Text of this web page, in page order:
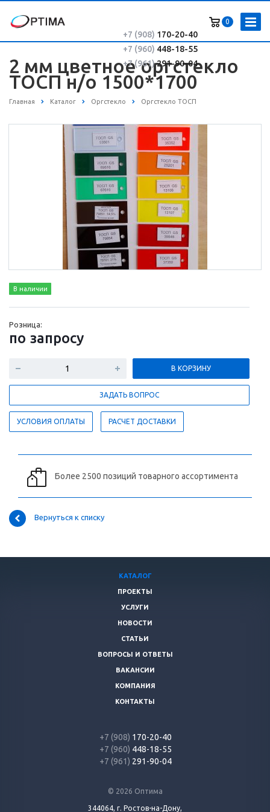
0
+7 (908) 170-20-40
+7 (960) 448-18-55
+7 (961)291-90-04
2 мм цветное оргстекло
ТОСП н/о 1500*1700
Главная Каталог Оргстекло Оргстекло ТОСП
В наличии
Розница:
по запросу
В КОРЗИНУ
ЗАДАТЬ ВОПРОС
УСЛОВИЯ ОПЛАТЫ РАСЧЕТ ДОСТАВКИ
Более 2500 позиций товарного ассортимента
Вернуться к списку
© 2026 Оптима
344064, г. Ростов-на-Дону,
КАТАЛОГ
ПРОЕКТЫ
УСЛУГИ
НОВОСТИ
СТАТЬИ
ВОПРОСЫ И ОТВЕТЫ
ВАКАНСИИ
КОМПАНИЯ
КОНТАКТЫ
+7 (908) 170-20-40
+7 (960) 448-18-55
+7 (961) 291-90-04